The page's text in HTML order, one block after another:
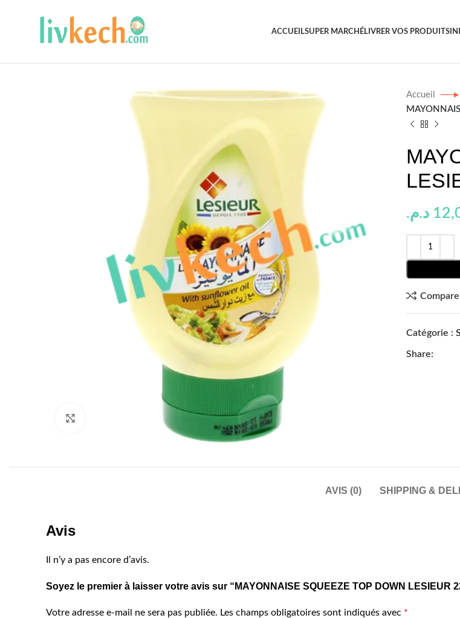
ACCUEILSUPER MARCHÉ LIVRER VOS PRODUITS
Accueil
د.م.
Compare
Catégorie :
Share:
AVIS (0) SHIPPING &
Avis
Il n’y a pas encore d’avis.
Soyez le premier à laisser votre avis sur “MAYONNAISE SQUEEZE TOP DOWN LESIEUR
Votre adresse e-mail ne sera pas publiée. Les champs obligatoires sont indiqués avec *